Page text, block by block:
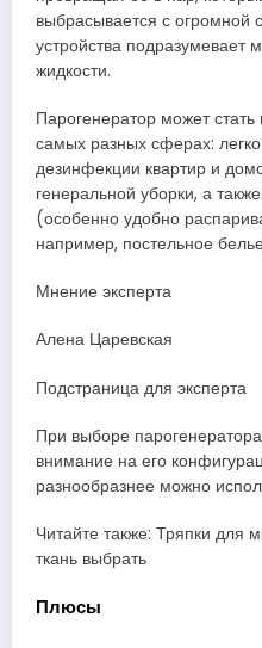
выбрасывается с огромной
устройства подразумевает
жидкости.
Парогенератор может
самых разных сферах:
дезинфекции квартир и
генеральной уборки, а
(особенно удобно
например, постельное
Мнение эксперта
Алена Царевская
Подстраница для эксперта
При выборе
внимание на его
разнообразнее можно
Читайте также: Тряпки для
ткань выбрать
Плюсы